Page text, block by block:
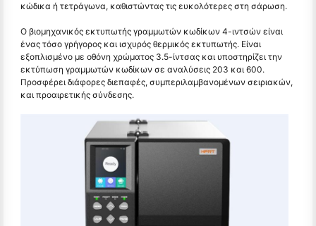
κώδικα ή τετράγωνα, καθιστώντας τις ευκολότερες στη σάρωση.
Ο βιομηχανικός εκτυπωτής γραμμωτών κωδίκων 4-ιντσών είναι
ένας τόσο γρήγορος και ισχυρός θερμικός εκτυπωτής. Είναι
εξοπλισμένο με οθόνη χρώματος 3.5-ίντσας και υποστηρίζει την
εκτύπωση γραμμωτών κωδίκων σε αναλύσεις 203 και 600.
Προσφέρει διάφορες διεπαφές, συμπεριλαμβανομένων σειριακών,
και προαιρετικής σύνδεσης.